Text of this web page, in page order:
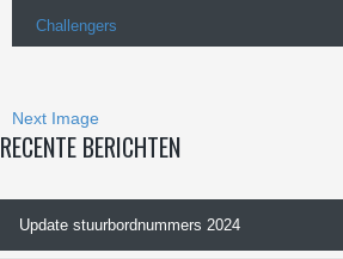
Challengers
Next Image
RECENTE BERICHTEN
Update stuurbordnummers 2024